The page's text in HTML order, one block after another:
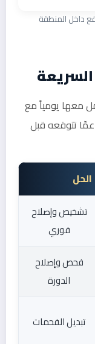
داخل المنطقة
معها يومياً مع
تتوقعه قبل
الحل
تشخيص وإصلاح
فوري
فحص وإصلاح
الدورة
تبديل الفحمات